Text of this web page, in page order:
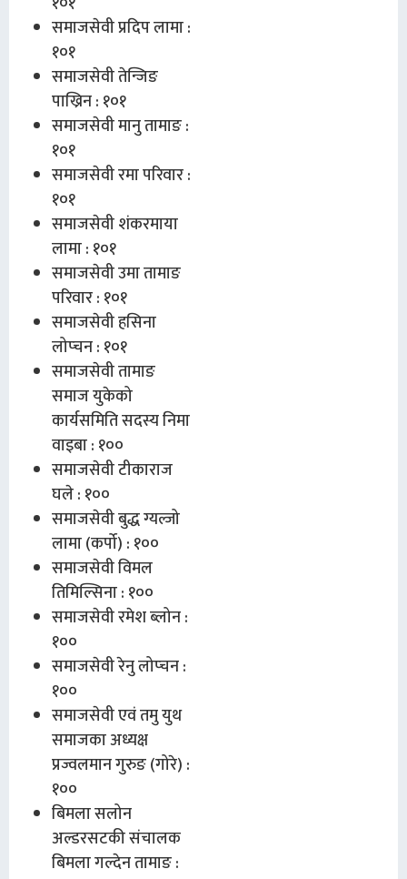
समाजसेवी प्रदिप लामा :
१०१
समाजसेवी तेन्जिङ
पाख्रिन : १०१
समाजसेवी मानु तामाङ :
१०१
समाजसेवी रमा परिवार :
१०१
समाजसेवी शंकरमाया
लामा : १०१
समाजसेवी उमा तामाङ
परिवार : १०१
समाजसेवी हसिना
लोप्चन : १०१
समाजसेवी तामाङ
समाज युकेको
कार्यसमिति सदस्य निमा
वाइबा : १००
समाजसेवी टीकाराज
घले : १००
समाजसेवी बुद्ध ग्यल्जो
लामा (कर्पो) : १००
समाजसेवी विमल
तिमिल्सिना : १००
समाजसेवी रमेश ब्लोन :
१००
समाजसेवी रेनु लोप्चन :
१००
समाजसेवी एवं तमु युथ
समाजका अध्यक्ष
प्रज्वलमान गुरुङ (गोरे) :
१००
बिमला सलोन
अल्डरसटकी संचालक
बिमला गल्देन तामाङ :